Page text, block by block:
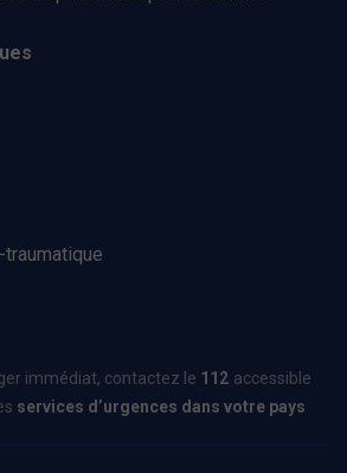
immédiat, contactez le 112 accessible
services d’urgences dans votre pays